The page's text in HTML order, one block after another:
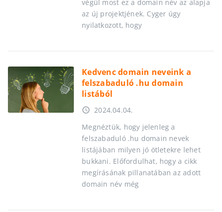
végül most ez a domain név az alapja
az új projektjének. Cyger úgy
nyilatkozott, hogy
Kedvenc domain neveink a
felszabaduló .hu domain
listából
access_time 2024.04.04.
Megnéztük, hogy jelenleg a
felszabaduló .hu domain nevek
listájában milyen jó ötletekre lehet
bukkani. Előfordulhat, hogy a cikk
megírásának pillanatában az adott
domain név még